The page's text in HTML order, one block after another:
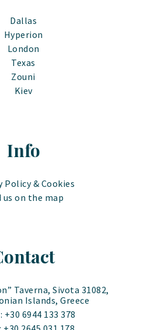
Dallas
Hyperion
London
Texas
Zouni
Kiev
Info
Policy & Cookies
us on the map
Taverna, Sivota 31082,
Islands, Greece
+30 6944 133 378